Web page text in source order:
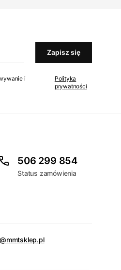
Zapisz się
i
Polityka
prywatności
506 299 854
Status zamówienia